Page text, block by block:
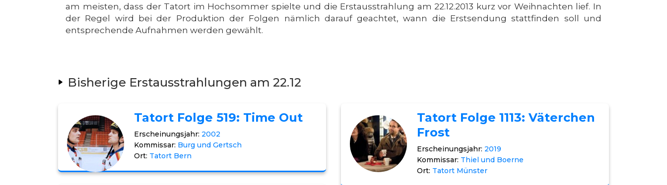
am meisten, dass der Tatort im Hochsommer spielte und die Erstausstrahlung am 22.12.2013 kurz vor Weihnachten lief. In
der Regel wird bei der Produktion der Folgen nämlich darauf geachtet, wann die Erstsendung stattfinden soll und
entsprechende Aufnahmen werden gewählt.
Bisherige Erstausstrahlungen am 22.12
Tatort Folge 519: Time Out
Erscheinungsjahr: 2002
Kommissar: Burg und Gertsch
Ort: Tatort Bern
Tatort Folge 1113: Väterchen
Frost
Erscheinungsjahr: 2019
Kommissar: Thiel und Boerne
Ort: Tatort Münster